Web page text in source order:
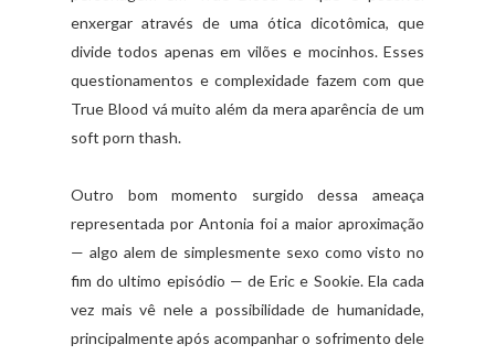
enxergar através de uma ótica dicotômica, que
divide todos apenas em vilões e mocinhos. Esses
questionamentos e complexidade fazem com que
True Blood vá muito além da mera aparência de um
soft porn thash.
Outro bom momento surgido dessa ameaça
representada por Antonia foi a maior aproximação
— algo alem de simplesmente sexo como visto no
fim do ultimo episódio — de Eric e Sookie. Ela cada
vez mais vê nele a possibilidade de humanidade,
principalmente após acompanhar o sofrimento dele